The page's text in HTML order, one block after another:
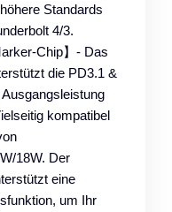
Standards
4/3.
Chip】- Das
die PD3.1 &
kompatibel
18W. Der
eine
um Ihr